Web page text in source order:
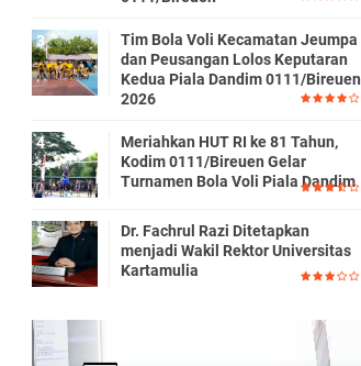
Tim Bola Voli Kecamatan Jeumpa
dan Peusangan Lolos Keputaran
Kedua Piala Dandim 0111/Bireuen
2026
Meriahkan HUT RI ke 81 Tahun,
Kodim 0111/Bireuen Gelar
Turnamen Bola Voli Piala Dandim
Dr. Fachrul Razi Ditetapkan
menjadi Wakil Rektor Universitas
Kartamulia